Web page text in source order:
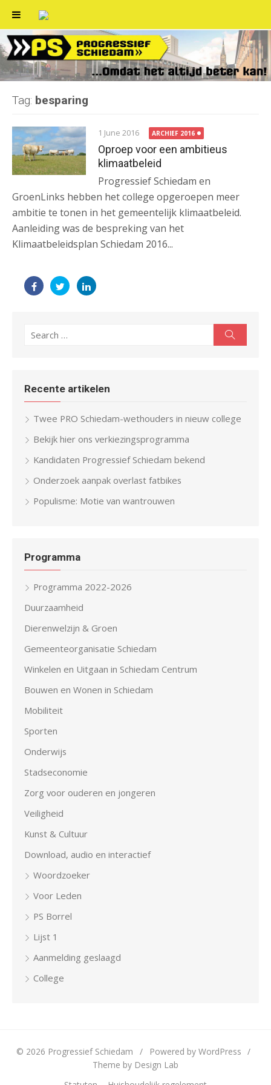
Skip
to
content
Tag: besparing
1 June 2016 ARCHIEF 2016
Oproep voor een ambitieus
klimaatbeleid
Progressief Schiedam en
GroenLinks hebben het college opgeroepen meer
ambitie te tonen in het gemeentelijk klimaatbeleid.
Aanleiding was de bespreking van het
Klimaatbeleidsplan Schiedam 2016...
for:
Recente artikelen
Twee PRO Schiedam-wethouders in nieuw college
Bekijk hier ons verkiezingsprogramma
Kandidaten Progressief Schiedam bekend
Onderzoek aanpak overlast fatbikes
Populisme: Motie van wantrouwen
Programma
Programma 2022-2026
Duurzaamheid
Dierenwelzijn & Groen
Gemeenteorganisatie Schiedam
Winkelen en Uitgaan in Schiedam Centrum
Bouwen en Wonen in Schiedam
Mobiliteit
Sporten
Onderwijs
Stadseconomie
Zorg voor ouderen en jongeren
Veiligheid
Kunst & Cultuur
Download, audio en interactief
Woordzoeker
Voor Leden
PS Borrel
Lijst 1
Aanmelding geslaagd
College
© 2026 Progressief Schiedam / Powered by WordPress
/
Theme by Design Lab